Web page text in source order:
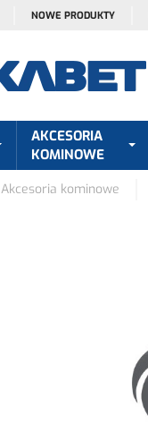
NOWE PRODUKTY
AKCESORIA
KOMINOWE
Akcesoria kominowe